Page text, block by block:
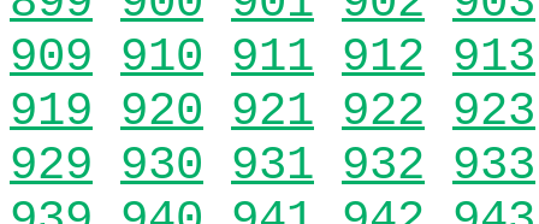
909 910 911 912 913
919 920 921 922 923
929 930 931 932 933